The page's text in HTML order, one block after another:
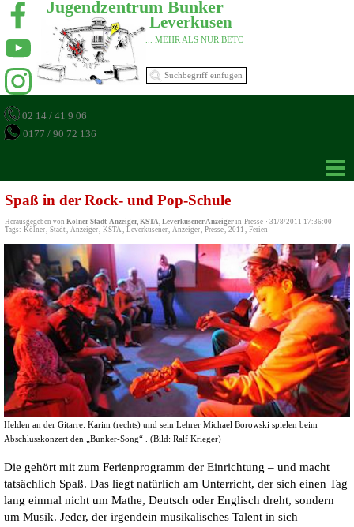
Jugendzentrum Bunker
... MEHR ALS NUR BETON
02 14 / 41 9 06
0177 / 90 72 136
Leverkusen
Spaß in der Rock- und Pop-Schule
Herausgegeben von Kölner Stadt-Anzeiger, KSTA, Leverkusener Anzeiger in Presse · 31/8/2011 17:36:00
Tags: Kölner, Stadt , Anzeiger, KSTA , Leverkusener, Anzeiger, Presse, 2011 , Ferien
Helden an der Gitarre: Karim (rechts) und sein Lehrer Michael Borowski spielen beim
Abschlusskonzert den „Bunker-Song“ . (Bild: Ralf Krieger)
Die gehört mit zum Ferienprogramm der Einrichtung – und macht
tatsächlich Spaß. Das liegt natürlich am Unterricht, der sich einen Tag
lang einmal nicht um Mathe, Deutsch oder Englisch dreht, sondern
um Musik. Jeder, der irgendein musikalisches Talent in sich